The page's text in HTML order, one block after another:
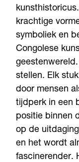
krachtige
symboliek en
Congolese
stellen. Elk
door mensen
tijdperk in een
positie binnen
op de
en het wordt
fascinerender.